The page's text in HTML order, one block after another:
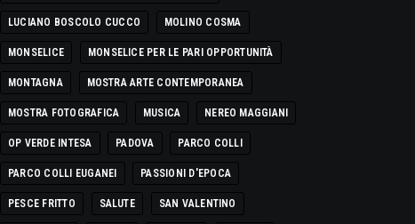
LUCIANO BOSCOLO CUCCO MOLINO COSMA
MONSELICE MONSELICE PER LE PARI OPPORTUNITÀ
MONTAGNA MOSTRA ARTE CONTEMPORANEA
MOSTRA FOTOGRAFICA MUSICA NEREO MAGGIANI
OP VERDE INTESA PADOVA PARCO COLLI
PARCO COLLI EUGANEI PASSIONI D'EPOCA
PESCE FRITTO SALUTE SAN VALENTINO